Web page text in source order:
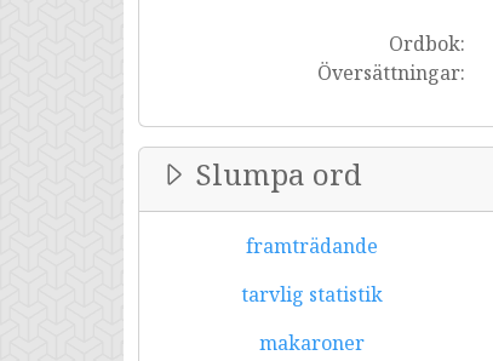
Ordbok:
Översättningar:
Slumpa ord
framträdande
tarvlig statistik
makaroner